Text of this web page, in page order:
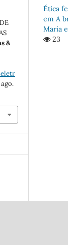
&
Ética
em A
Maria
23